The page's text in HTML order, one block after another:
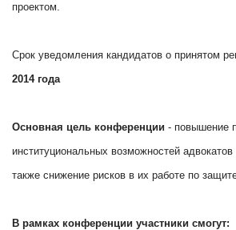
проектом.
Срок уведомления кандидатов о принятом
2014 года
Основная цель конференции - повышение
институциональных возможностей
также снижение рисков в их работе по
В рамках конференции участники смогут: